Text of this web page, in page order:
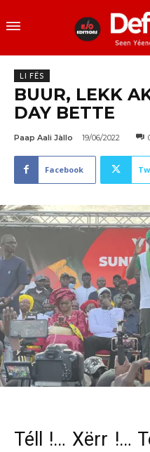
LI FËS
BUUR, LEKK
DAY BETTE
Paap Aali Jàllo 19/06/2022
Facebook
Téll !… Xërr !…